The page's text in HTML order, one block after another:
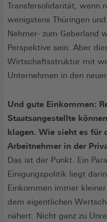
Transfersolidarität, wenn
wenigstens Thüringen
Nehmer- zum Geberland
Perspektive sein. Aber
Wirtschaftsstruktur mit
Unternehmen in den
Und gute Einkommen:
Staatsangestellte
klagen. Wie sieht es für
Arbeitnehmer in der
Das ist der Punkt. Ein
Einigungspolitik liegt
Einkommen immer
dem eigentlichen
nähert. Nicht ganz zu